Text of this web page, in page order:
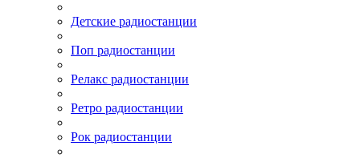
Детские радиостанции
Поп радиостанции
Релакс радиостанции
Ретро радиостанции
Рок радиостанции